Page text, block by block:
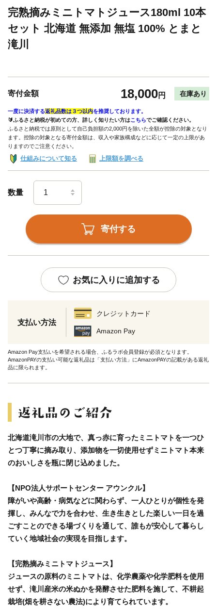
完熟摘みミニトマトジュース180ml 10本
セット 北海道 無添加 無塩 100% とまと
滝川
寄付金額 18,000円 在庫あり
一度に決済する返礼品数は３つ以内を推奨しております。
🔰ふるさと納税が初めての方、詳しく知りたい方はこちらでご確認ください。
ふるさと納税では原則として自己負担額の2,000円を除いた全額が控除の対象となり
ます。控除の対象となる寄付金額は、収入や家族構成などに応じて一定の上限があ
りますのでご注意ください。
仕組みについて知る 上限額を調べる
数量
寄付する
お気に入りに追加する
支払い方法
クレジットカード
Amazon Pay
Amazon Pay支払いを希望される場合、ふるラボ会員登録が必須となります。
AmazonPAYの支払い可能な返礼品は「支払い方法」にAmazonPAYの記載がある返礼
品に限られます。
北海道滝川市の大地で、真っ赤に育ったミニトマトを一つひ
とつ丁寧に摘み取り、添加物を一切使用せずミニトマト本来
のおいしさを瓶に閉じ込めました。
【NPO法人サポートセンター アウンクル】
障がいや高齢・病気などに関わらず、一人ひとりが個性を発
揮し、みんなで力を合わせ、生き生きとした楽しい一日を過
ごすことのできる場づくりを通して、誰もが安心して暮らし
ていく地域社会の実現を目指します。
【完熟摘みミニトマトジュース】
ジュースの原料のミニトマトは、化学農薬や化学肥料を使用
せず、滝川産米の米ぬかを発酵させた肥料を施して、不耕起
栽培(畑を耕さない農法)により育てられています。